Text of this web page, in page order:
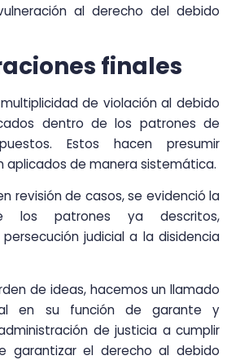
al derecho del debido
finales
de violación al debido
dentro de los patrones de
Estos hacen presumir
aplicados de manera sistemática.
revisión de casos, se evidenció la
los patrones ya descritos,
judicial a la disidencia
de ideas, hacemos un llamado
en su función de garante y
de justicia a cumplir
garantizar el derecho al debido